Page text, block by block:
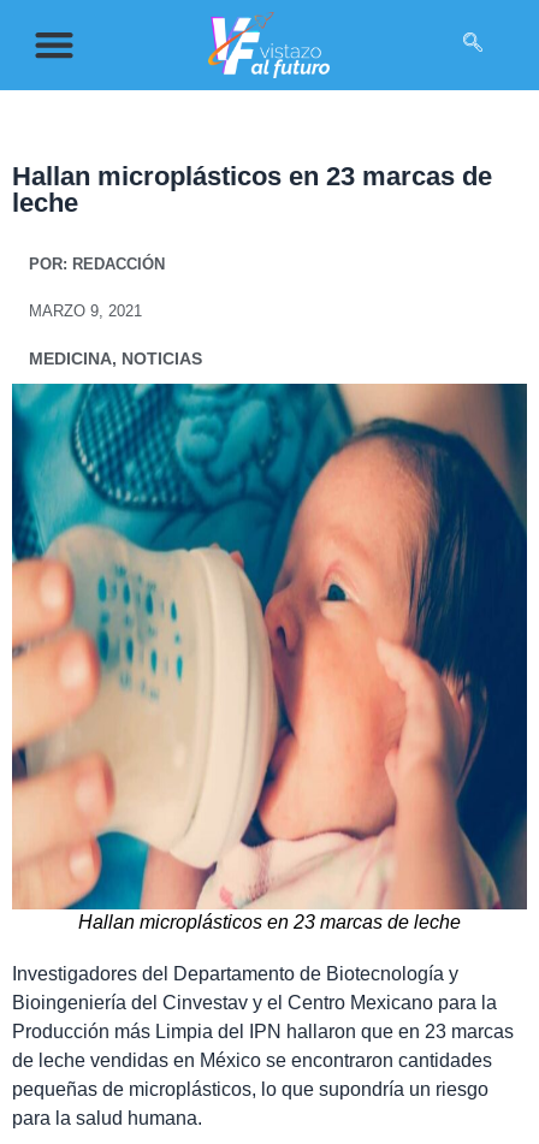
Hallan microplásticos en 23 marcas de
leche
POR: REDACCIÓN
MARZO 9, 2021
MEDICINA, NOTICIAS
Hallan microplásticos en 23 marcas de leche
Investigadores del Departamento de Biotecnología y
Bioingeniería del Cinvestav y el Centro Mexicano para la
Producción más Limpia del IPN hallaron que en 23 marcas
de leche vendidas en México se encontraron cantidades
pequeñas de microplásticos, lo que supondría un riesgo
para la salud humana.